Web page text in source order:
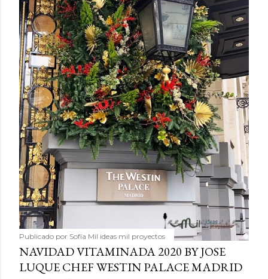
Publicado por Sofía Mil ideas mil proyectos
NAVIDAD VITAMINADA 2020 BY JOSE
LUQUE CHEF WESTIN PALACE MADRID